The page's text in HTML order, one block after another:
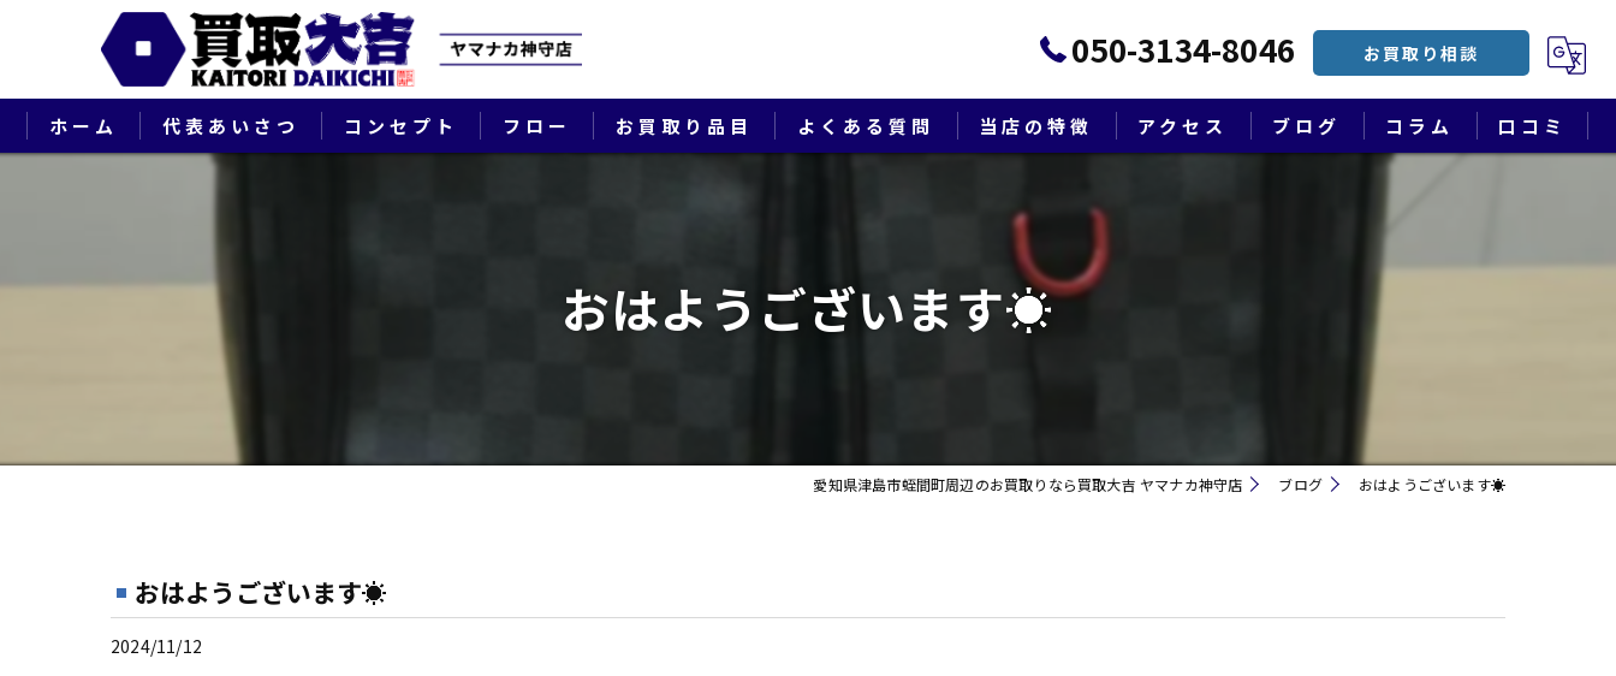
050-3134-8046 お買取り相談
ホーム 代表あいさつ コンセプト フロー お買取り品目 よくある質問 当店の特徴
貴金属
切手
生前整理・遺品整理・終活
アクセス ブログ コラム 口コミ
おはようございます☀
愛知県津島市蛭間町周辺のお買取りなら買取大吉 ヤマナカ神守店 ブログ おはようございます☀
おはようございます☀
2024/11/12